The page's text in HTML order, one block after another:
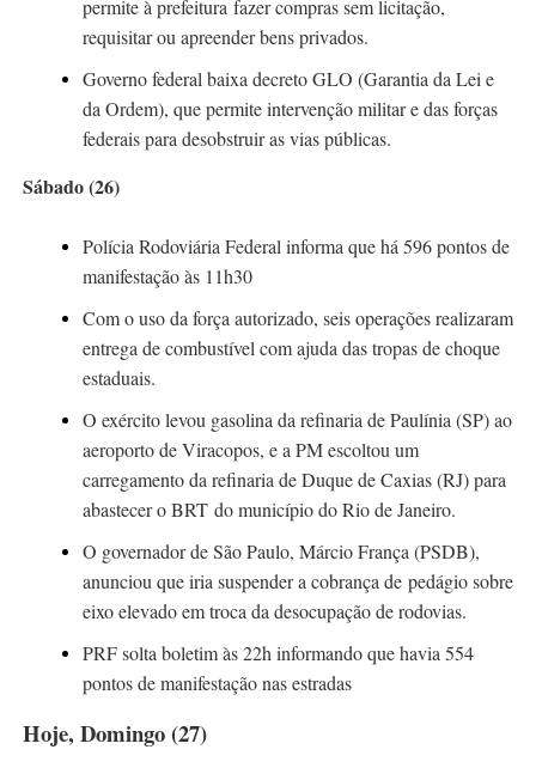
permite à prefeitura fazer compras sem licitação,
requisitar ou apreender bens privados.
Governo federal baixa decreto GLO (Garantia da Lei e
da Ordem), que permite intervenção militar e das forças
federais para desobstruir as vias públicas.
Sábado (26)
Polícia Rodoviária Federal informa que há 596 pontos de
manifestação às 11h30
Com o uso da força autorizado, seisoperações realizaram
entrega de combustível com ajuda das tropas de choque
estaduais.
O exército levou gasolina da refinaria de Paulínia (SP) ao
aeroporto de Viracopos, e a PM escoltou um
carregamento da refinaria de Duque de Caxias (RJ) para
abastecer o BRT do município do Rio de Janeiro.
O governador de São Paulo, Márcio França (PSDB),
anunciou que iria suspender a cobrança de pedágiosobre
eixo elevado em troca da desocupação de rodovias.
PRF solta boletim às 22h informando que havia 554
pontos de manifestação nas estradas
Hoje, Domingo (27)